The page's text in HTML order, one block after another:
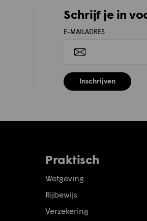
Schrijf je in
E-MAILADRES
Inschrijven
Praktisch
Wetgeving
Rijbewijs
Verzekering